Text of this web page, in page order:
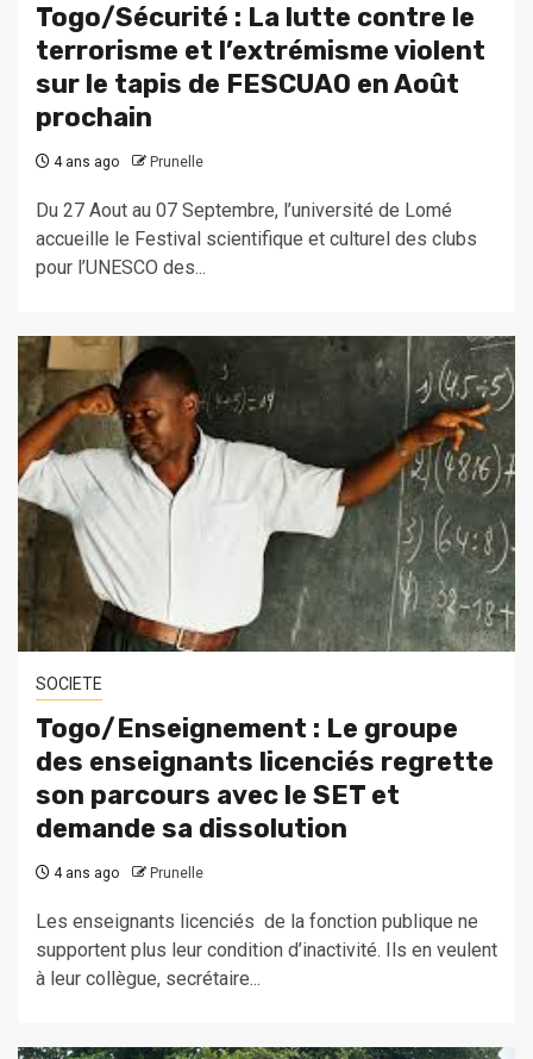
Togo/Sécurité : La lutte contre le
terrorisme et l’extrémisme violent
sur le tapis de FESCUAO en Août
prochain
4 ans ago Prunelle
Du 27 Aout au 07 Septembre, l’université de Lomé
accueille le Festival scientifique et culturel des clubs
pour l’UNESCO des...
SOCIETE
Togo/Enseignement : Le groupe
des enseignants licenciés regrette
son parcours avec le SET et
demande sa dissolution
4 ans ago Prunelle
Les enseignants licenciés de la fonction publique ne
supportent plus leur condition d’inactivité. Ils en veulent
à leur collègue, secrétaire...